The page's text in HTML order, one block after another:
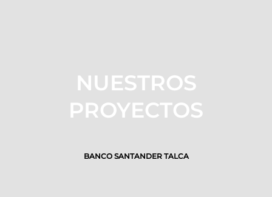
NUESTROS
PROYECTOS
BANCO SANTANDER TALCA